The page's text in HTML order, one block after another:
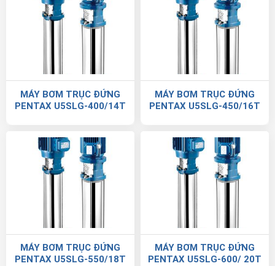
MÁY BƠM TRỤC ĐỨNG
PENTAX U5SLG-400/14T
MÁY BƠM TRỤC ĐỨNG
PENTAX U5SLG-450/16T
MÁY BƠM TRỤC ĐỨNG
PENTAX U5SLG-550/18T
MÁY BƠM TRỤC ĐỨNG
PENTAX U5SLG-600/ 20T